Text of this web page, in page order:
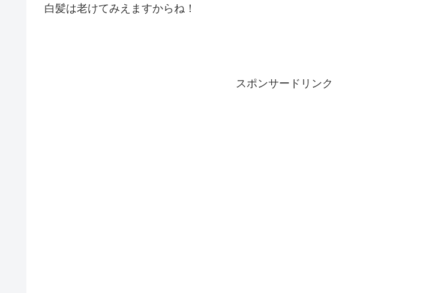
白髪は老けてみえますからね！
スポンサードリンク